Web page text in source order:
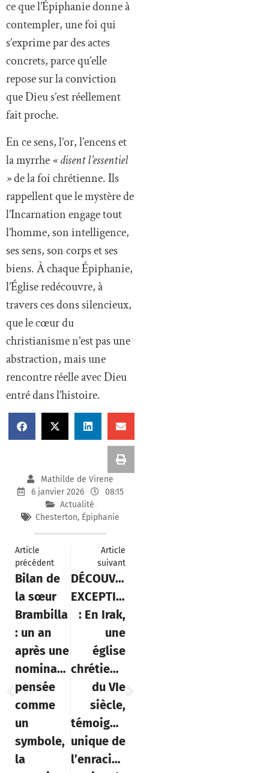
ce que l’Épiphanie donne à
contempler, une foi qui
s’exprime par des actes
concrets, parce qu’elle
repose sur la conviction
que Dieu s’est réellement
fait proche.
En ce sens, l’or, l’encens et
la myrrhe« disent l’essentiel
»de la foi chrétienne. Ils
rappellent que le mystère de
l’Incarnation engage tout
l’homme, son intelligence,
ses sens, son corps et ses
biens. À chaque Épiphanie,
l’Église redécouvre, à
travers ces dons silencieux,
que le cœur du
christianisme n’est pas une
abstraction, mais une
rencontre réelle avec Dieu
entré dans l’histoire.
Mathilde de Virene
6 janvier 2026
08:15
Actualité
Chesterton, Épiphanie
Article
précédent
Bilan de
la sœur
Brambilla
: un an
après une
nomination
pensée
comme
un
symbole,
la
Article
suivant
DÉCOUVERTE
EXCEPTIONNELLE
: En Irak,
une
église
chrétienne
du VIe
siècle,
témoignage
unique de
l’enracinement